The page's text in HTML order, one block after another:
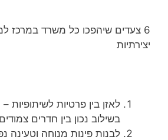
6 צעדים שיהפכו כל משרד במרכז
יצירתיות
לאזן בין פרטיות לשיתופיות
בשילוב נכון בין חדרים
לבנות פינות מנוחה וטעינה